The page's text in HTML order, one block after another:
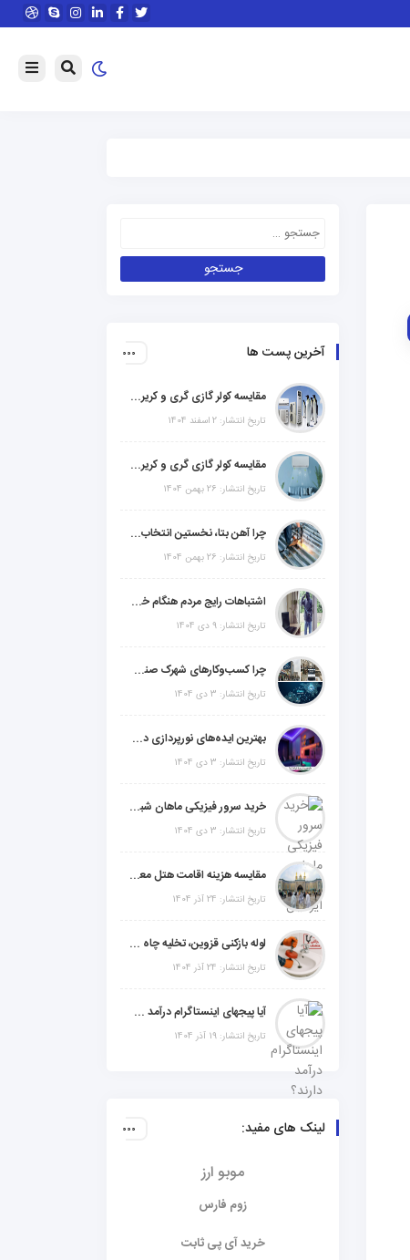
آخرین پست ها
مقایسه کولر گازی گری و کریر و ال جی و جنرال گلد و هایسنس و مدیا و اجنرال
تاریخ انتشار: 2 اسفند 1404
مقایسه کولر گازی گری و کریر و ال جی و جنرال گلد و جنرال شکار و سامسونگ و یونیوا
تاریخ انتشار: 26 بهمن 1404
چرا آهن بتا، نخستین انتخاب برای گل میخ عرشه فولادی در ایران است؟
تاریخ انتشار: 26 بهمن 1404
اشتباهات رایج مردم هنگام خرید دزدگیر منزل
تاریخ انتشار: 9 دی 1404
چرا کسب‌وکارهای شهرک صنعتی چهاردانگه فوراً به طراحی سایت نیاز دارند؟
تاریخ انتشار: 3 دی 1404
بهترین ایده‌های نورپردازی دکوراتیو با ال ای دی برای منزل، فروشگاه و دفتر کار
تاریخ انتشار: 3 دی 1404
خرید سرور فیزیکی ماهان شبکه ایرانیان
تاریخ انتشار: 3 دی 1404
مقایسه هزینه اقامت هتل معمولی، میان‌رده یا 5 ستاره در سفر زیارتی عراق
تاریخ انتشار: 24 آذر 1404
لوله بازکنی قزوین، تخلیه چاه و خدمات تخصصی لوله‌کشی و تشخیص ترکیدگی
تاریخ انتشار: 24 آذر 1404
آیا پیجهای اینستاگرام درآمد دارند؟ راز موفقیت با استراتژی هوشمندانه
تاریخ انتشار: 19 آذر 1404
لینک های مفید:
موبو ارز
زوم فارس
خرید آی پی ثابت